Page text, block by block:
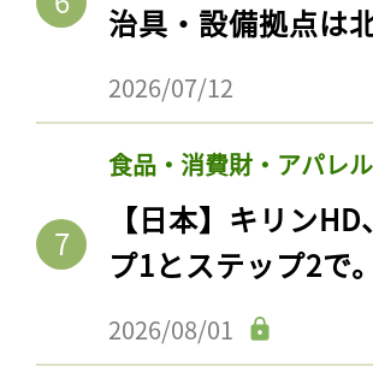
治具・設備拠点は
2026/07/12
食品・消費財・アパレル
【日本】キリン
プ1とステップ2で
2026/08/01
記事をお気
ログ